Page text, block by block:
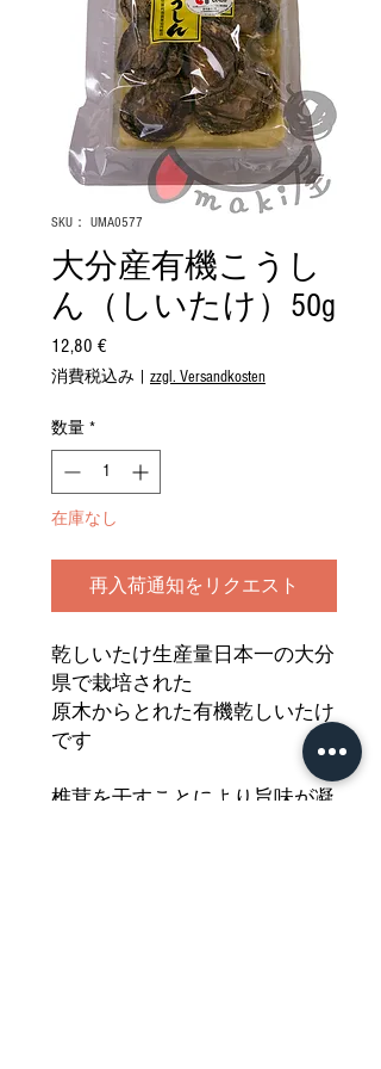
SKU： UMA0577
大分産有機こうし
ん（しいたけ）50g
12,80 €価
格
消費税込み zzgl. Versandkosten
数量 *
在庫なし
再入荷通知をリクエスト
乾しいたけ生産量日本一の大分
県で栽培された
原木からとれた有機乾しいたけ
です
椎茸を干すことにより旨味が凝